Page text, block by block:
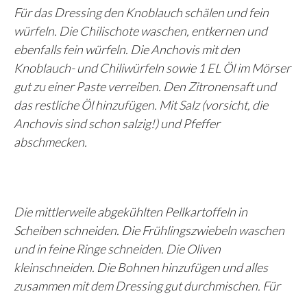
Für das Dressing den Knoblauch schälen und fein
würfeln. Die Chilischote waschen, entkernen und
ebenfalls fein würfeln. Die Anchovis mit den
Knoblauch- und Chiliwürfeln sowie 1 EL Öl im Mörser
gut zu einer Paste verreiben. Den Zitronensaft und
das restliche Öl hinzufügen. Mit Salz (vorsicht, die
Anchovis sind schon salzig!) und Pfeffer
abschmecken.
Die mittlerweile abgekühlten Pellkartoffeln in
Scheiben schneiden. Die Frühlingszwiebeln waschen
und in feine Ringe schneiden. Die Oliven
kleinschneiden. Die Bohnen hinzufügen und alles
zusammen mit dem Dressing gut durchmischen. Für